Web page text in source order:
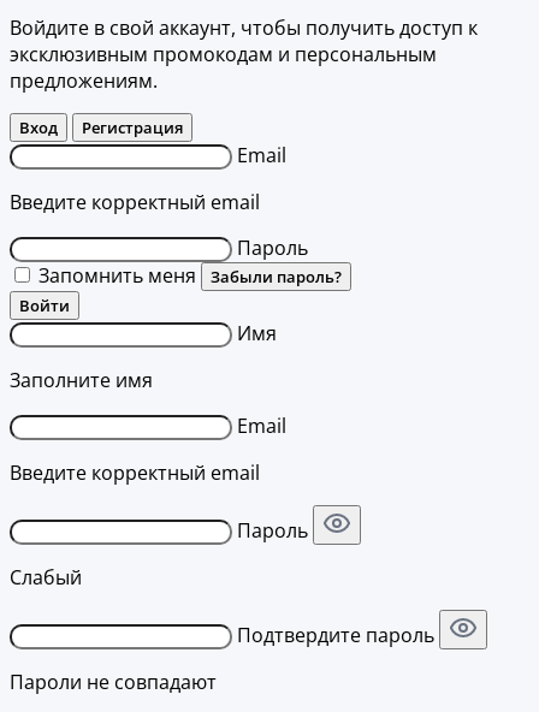
Войдите в свой аккаунт, чтобы получить доступ к
эксклюзивным промокодам и персональным
предложениям.
Вход Регистрация
Email
Введите корректный email
Пароль
Запомнить меня
Забыли пароль?
Войти
Имя
Заполните имя
Email
Введите корректный email
Пароль
Слабый
Подтвердите пароль
Пароли не совпадают